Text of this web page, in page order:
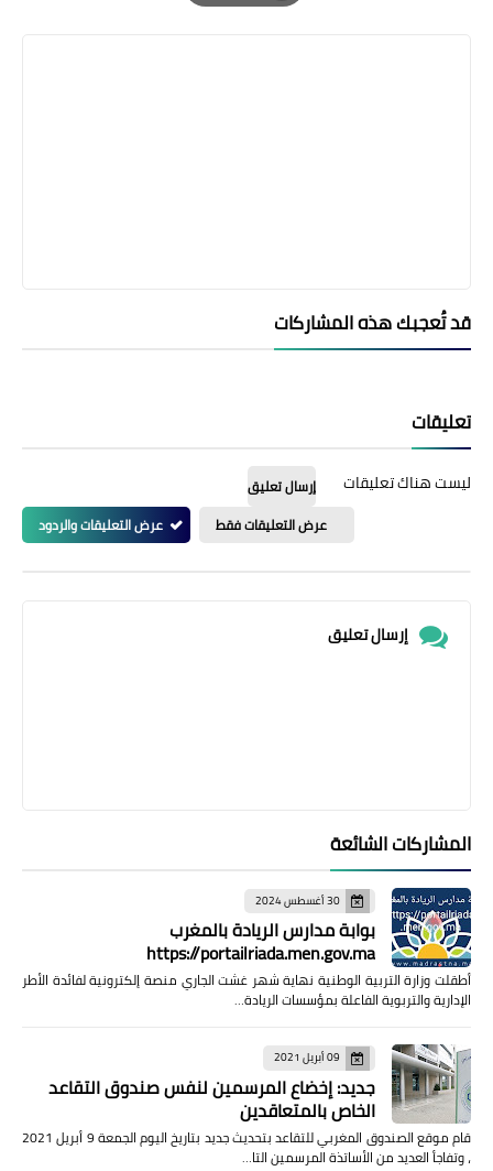
Print
قد تُعجبك هذه المشاركات
تعليقات
ليست هناك تعليقات
إرسال تعليق
عرض التعليقات فقط
عرض التعليقات والردود
إرسال تعليق
المشاركات الشائعة
30 أغسطس 2024
بوابة مدارس الريادة بالمغرب
https://portailriada.men.gov.ma
أطقلت وزارة التربية الوطنية نهاية شهر غشت الجاري منصة إلكترونية لفائدة الأطر
الإدارية والتربوية الفاعلة بمؤسسات الريادة…
09 أبريل 2021
جديد: إخضاع المرسمين لنفس صندوق التقاعد
الخاص بالمتعاقدين
قام موقع الصندوق المغربي للتقاعد بتحديث جديد بتاريخ اليوم الجمعة 9 أبريل 2021
، وتفاجأ العديد من الأساتذة المرسمين التا…